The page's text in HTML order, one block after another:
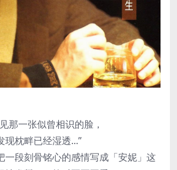
那一张似曾相识的脸，
现枕畔已经湿透...”
一段刻骨铭心的感情写成「安妮」这